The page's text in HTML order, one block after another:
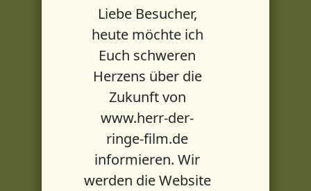
Liebe Besucher,
heute möchte ich
Euch schweren
Herzens über die
Zukunft von
www.herr-der-
ringe-film.de
informieren. Wir
werden die Website